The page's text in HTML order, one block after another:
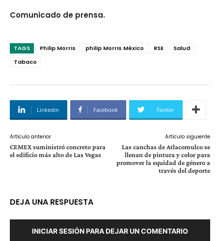
Comunicado de prensa.
TAGS Philip Morris philip Morris México RSE
Salud
Tabaco
Linkedin Facebook Twitter
Artículo anterior
CEMEX suministró concreto para
el edificio más alto de Las Vegas
Artículo siguiente
Las canchas de Atlacomulco se
llenan de pintura y color para
promover la equidad de género a
través del deporte
DEJA UNA RESPUESTA
INICIAR SESIÓN PARA DEJAR UN COMENTARIO